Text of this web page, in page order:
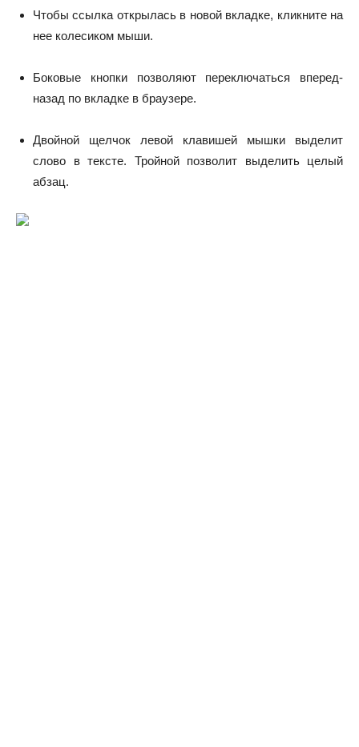
Чтобы ссылка открылась в новой вкладке, кликните на
нее колесиком мыши.
Боковые кнопки позволяют переключаться вперед-
назад по вкладке в браузере.
Двойной щелчок левой клавишей мышки выделит
слово в тексте. Тройной позволит выделить целый
абзац.